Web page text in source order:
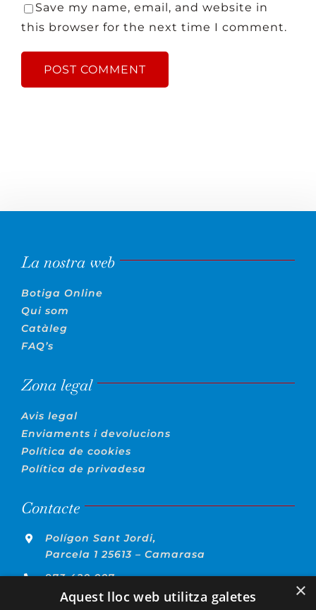
Save my name, email, and website in
this browser for the next time I comment.
La nostra web
Botiga Online
Qui som
Catàleg
FAQ’s
Zona legal
Avis legal
Enviaments i devolucions
Política de cookies
Política de privadesa
Contacte
Polígon Sant Jordi,
Parcela 1 25613 – Camarasa
973 420 007
info@jovevinyes.com
×
Aquest lloc web utilitza galetes